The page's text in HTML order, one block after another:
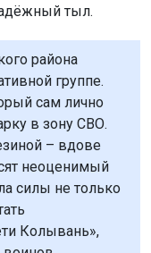
тыл.
района
группе.
сам лично
в зону СВО.
– вдове
неоценимый
силы не только
Колывань»,